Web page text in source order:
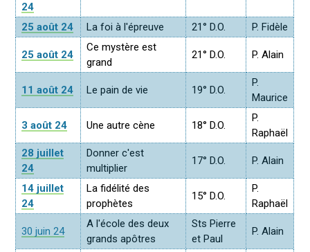
24
25 août 24 La foi à l'épreuve 21° D.O. P. Fidèle
25 août 24
Ce mystère est
grand
21° D.O. P. Alain
11 août 24 Le pain de vie 19° D.O.
P.
Maurice
3 août 24 Une autre cène 18° D.O.
P.
Raphaël
28 juillet
24
Donner c'est
multiplier
17° D.O. P. Alain
14 juillet
24
La fidélité des
prophètes
15° D.O.
P.
Raphaël
30 juin 24
A l'école des deux
grands apôtres
Sts Pierre
et Paul
P. Alain